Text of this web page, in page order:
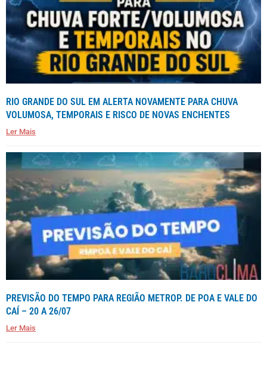
RIO GRANDE DO SUL EM ALERTA NOVAMENTE PARA CHUVA
VOLUMOSA, TEMPORAIS E RISCO DE NOVAS ENCHENTES
Ler Mais
PREVISÃO DO TEMPO PARA REGIÃO METROP. DE POA E VALE DO
CAÍ – 20 A 26/07
Ler Mais